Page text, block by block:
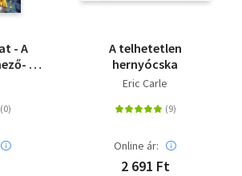
- A
és
A telhetetlen
hernyócska
Eric Carle
Online ár:
2 691 Ft